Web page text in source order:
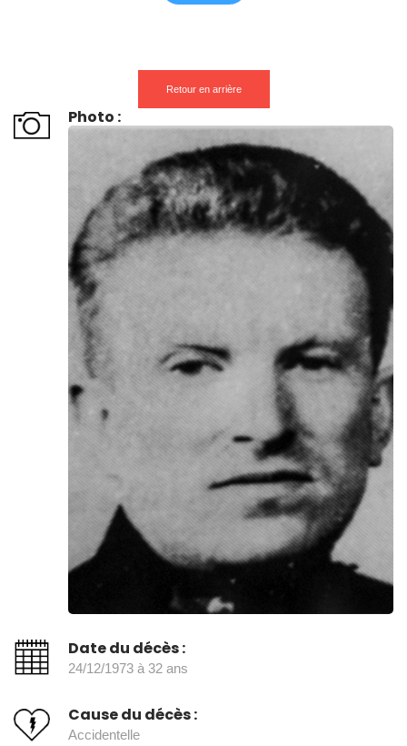
Retour en arrière
Photo :
Date du décès :
24/12/1973 à 32 ans
Cause du décès :
Accidentelle